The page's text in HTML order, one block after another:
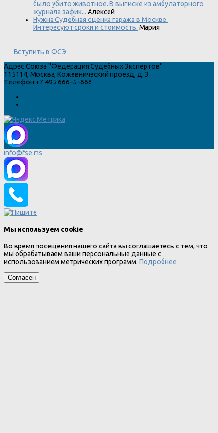
было убито животное. В выписке из амбулаторного
журнала зафик... Алексей
Нужна Судебная оценка гаража в Москве.
Интересуют сроки и стоимость. Мария
Вступить в ФСЭ
Адрес Союза "Федерация Судебных Экспертов":
115114, Москва, Кожевнический проезд, д. 3
Телефон:+7 495 666–5–666
info@fse.ms
Мы используем cookie
Во время посещения нашего сайта вы соглашаетесь с тем, что
мы обрабатываем ваши персональные данные с
использованием метрических программ. Подробнее
Согласен